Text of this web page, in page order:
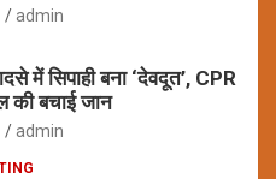
admin
में सिपाही बना ‘देवदूत’, CPR
की बचाई जान
admin